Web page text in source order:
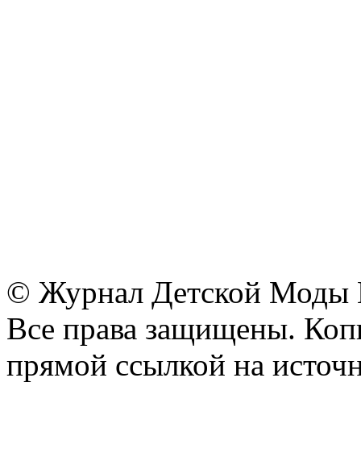
© Журнал Детской Моды
Все права защищены.
прямой ссылкой на